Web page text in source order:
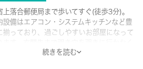
上落合郵便局まで歩いてすぐ(徒歩3分)。
設備はエアコン・システムキッチンなど豊
揃っており、過ごしやすいお部屋になって
インターホン越しに誰が来たのかを確認で
続きを読む